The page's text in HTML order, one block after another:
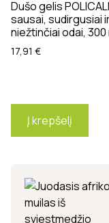
Dušo gelis
sausai, sudirgusiai
niežtinčiai odai, 300
17,91 €
Į krepšelį